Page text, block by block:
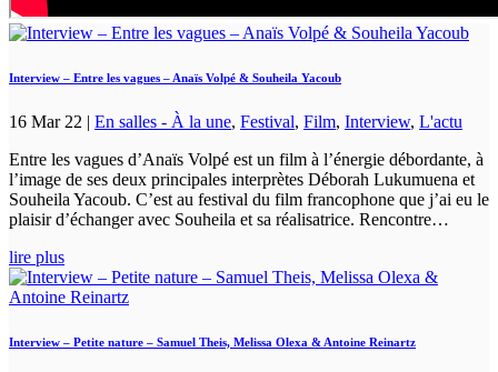
Interview – Entre les vagues – Anaïs Volpé & Souheila Yacoub
16 Mar 22 | En salles - À la une, Festival, Film, Interview, L'actu
Entre les vagues d’Anaïs Volpé est un film à l’énergie débordante, à
l’image de ses deux principales interprètes Déborah Lukumuena et
Souheila Yacoub. C’est au festival du film francophone que j’ai eu le
plaisir d’échanger avec Souheila et sa réalisatrice. Rencontre…
lire plus
Interview – Petite nature – Samuel Theis, Melissa Olexa & Antoine Reinartz